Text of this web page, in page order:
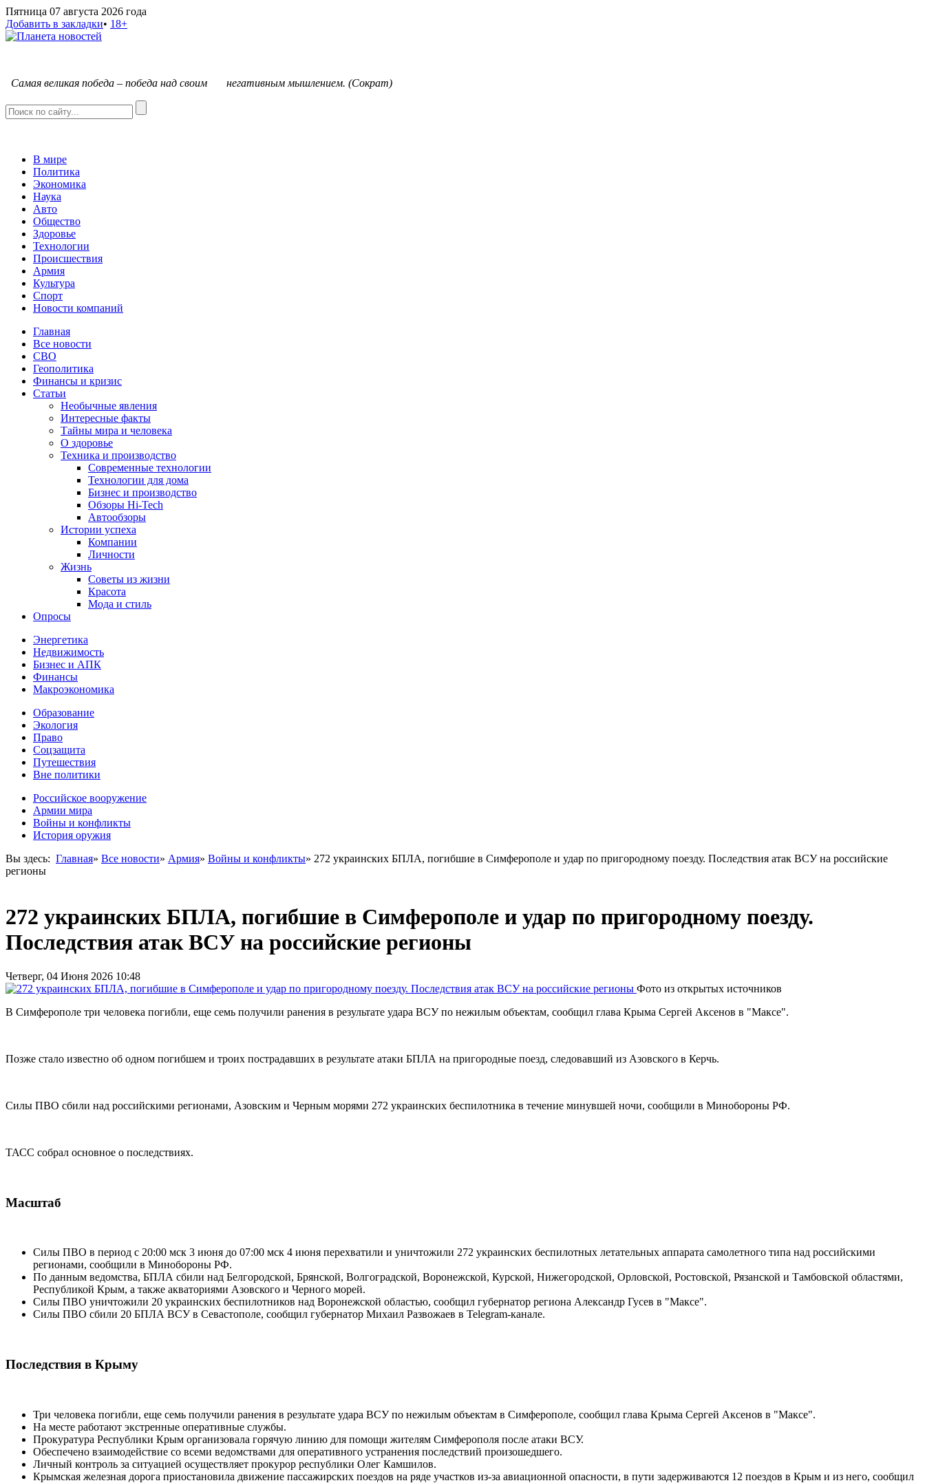
Пятница 07 августа 2026 года
Добавить в закладки• 18+
Самая великая победа – победа над своим негативным мышлением. (Сократ)
В мире
Политика
Экономика
Наука
Авто
Общество
Здоровье
Технологии
Происшествия
Армия
Культура
Спорт
Новости компаний
Главная
Все новости
СВО
Геополитика
Финансы и кризис
Статьи
Необычные явления
Интересные факты
Тайны мира и человека
О здоровье
Техника и производство
Современные технологии
Технологии для дома
Бизнес и производство
Обзоры Hi-Tech
Автообзоры
Истории успеха
Компании
Личности
Жизнь
Советы из жизни
Красота
Мода и стиль
Опросы
Энергетика
Недвижимость
Бизнес и АПК
Финансы
Макроэкономика
Образование
Экология
Право
Соцзащита
Путешествия
Вне политики
Российское вооружение
Армии мира
Войны и конфликты
История оружия
Вы здесь: Главная» Все новости» Армия» Войны и конфликты» 272 украинских БПЛА, погибшие в Симферополе и удар по пригородному поезду. Последствия атак ВСУ на российские
регионы
272 украинских БПЛА, погибшие в Симферополе и удар по пригородному поезду.
Последствия атак ВСУ на российские регионы
Четверг, 04 Июня 2026 10:48
Фото из открытых источников
В Симферополе три человека погибли, еще семь получили ранения в результате удара ВСУ по нежилым объектам, сообщил глава Крыма Сергей Аксенов в "Максе".
Позже стало известно об одном погибшем и троих пострадавших в результате атаки БПЛА на пригородные поезд, следовавший из Азовского в Керчь.
Силы ПВО сбили над российскими регионами, Азовским и Черным морями 272 украинских беспилотника в течение минувшей ночи, сообщили в Минобороны РФ.
ТАСС собрал основное о последствиях.
Масштаб
Силы ПВО в период с 20:00 мск 3 июня до 07:00 мск 4 июня перехватили и уничтожили 272 украинских беспилотных летательных аппарата самолетного типа над российскими
регионами, сообщили в Минобороны РФ.
По данным ведомства, БПЛА сбили над Белгородской, Брянской, Волгоградской, Воронежской, Курской, Нижегородской, Орловской, Ростовской, Рязанской и Тамбовской областями,
Республикой Крым, а также акваториями Азовского и Черного морей.
Силы ПВО уничтожили 20 украинских беспилотников над Воронежской областью, сообщил губернатор региона Александр Гусев в "Максе".
Силы ПВО сбили 20 БПЛА ВСУ в Севастополе, сообщил губернатор Михаил Развожаев в Telegram-канале.
Последствия в Крыму
Три человека погибли, еще семь получили ранения в результате удара ВСУ по нежилым объектам в Симферополе, сообщил глава Крыма Сергей Аксенов в "Максе".
На месте работают экстренные оперативные службы.
Прокуратура Республики Крым организовала горячую линию для помощи жителям Симферополя после атаки ВСУ.
Обеспечено взаимодействие со всеми ведомствами для оперативного устранения последствий произошедшего.
Личный контроль за ситуацией осуществляет прокурор республики Олег Камшилов.
Крымская железная дорога приостановила движение пассажирских поездов на ряде участков из-за авиационной опасности, в пути задерживаются 12 поездов в Крым и из него, сообщил